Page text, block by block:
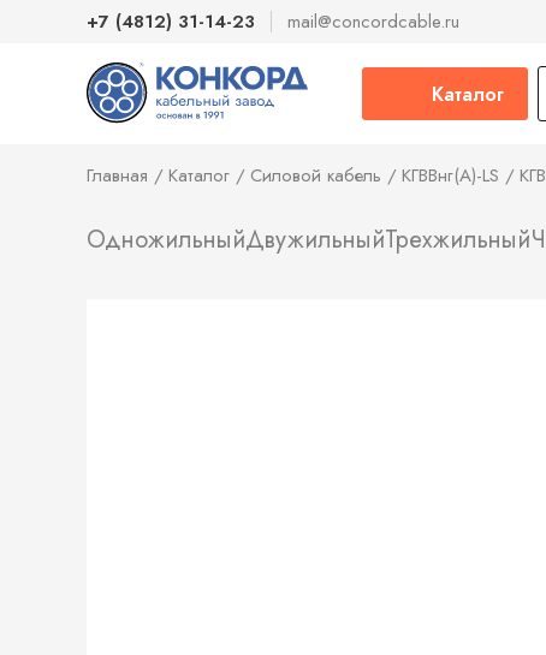
+7 (4812) 31-14-23 mail@concordcable.ru
Каталог
Главная Каталог Силовой кабель КГВВнг(А)-LS
ОдножильныйДвужильныйТрехжильный